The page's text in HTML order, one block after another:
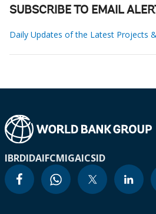
SUBSCRIBE TO EMAIL
Daily Updates of the Latest Projects
IBRDIDAIFCMIGAICSID